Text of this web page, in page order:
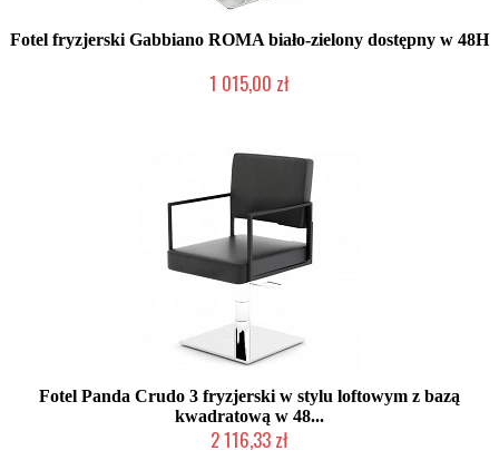
Fotel fryzjerski Gabbiano ROMA biało-zielony dostępny w 48H
1 015,00 zł
Fotel Panda Crudo 3 fryzjerski w stylu loftowym z bazą
kwadratową w 48...
2 116,33 zł